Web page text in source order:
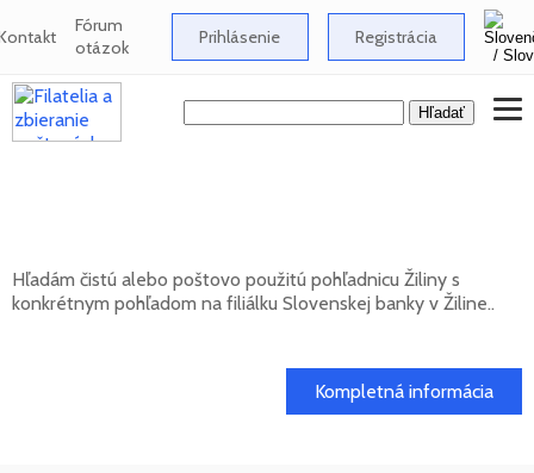
Fórum
otázok Prihlásenie Registrácia
Hľadám čistú alebo poštovo použitú pohľadnicu Žiliny s
konkrétnym pohľadom na filiálku Slovenskej banky v Žiline..
Kompletná informácia